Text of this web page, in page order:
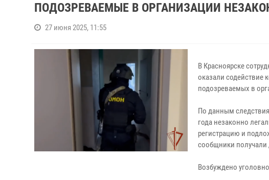
ПОДОЗРЕВАЕМЫЕ В ОРГАНИЗАЦИИ
27 июня 2025, 11:55
В Красноярске
оказали содействие
подозреваемых в
По данным
года незаконно
регистрацию и
сообщники
Возбуждено